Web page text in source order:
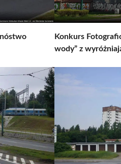
Konkurs
wody” z